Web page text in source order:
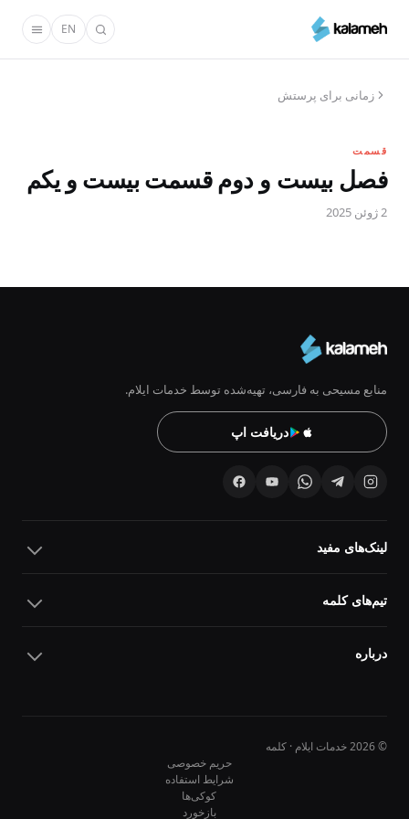
محتوای
EN
زمانی برای پرستش
قسمت
فصل بیست و دوم قسمت بیست و یکم
2 ژوئن 2025
منابع مسیحی به فارسی، تهیه‌شده توسط خدمات ایلام.
دریافت اپ
لینک‌های مفید
تیم‌های کلمه
درباره
© 2026 خدمات ایلام · کلمه
حریم خصوصی
شرایط استفاده
کوکی‌ها
بازخورد
10